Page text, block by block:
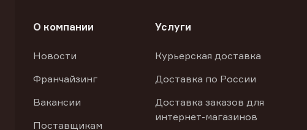
О компании
Новости
Франчайзинг
Вакансии
Поставщикам
Услуги
Курьерская доставка
Доставка по России
Доставка заказов для
интернет-магазинов